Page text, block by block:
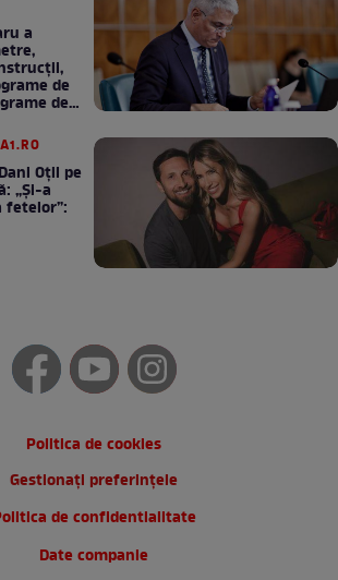
a
de
de
Oțil pe
„Și-a
fetelor”:
Politica de cookies
Gestionați preferințele
de confidentialitate
Date companie